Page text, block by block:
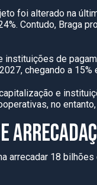
foi alterado na
Contudo, Braga
instituições de
chegando a 15%
e
no
arrecadar 18